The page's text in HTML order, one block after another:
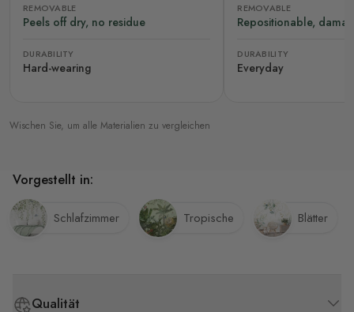
REMOVABLE
Peels off dry, no residue
DURABILITY
Hard-wearing
REMOVABLE
Repositionable,
DURABILITY
Everyday
Wischen Sie, um alle Materialien zu vergleichen
Qualität
Vorgestellt in:
Schlafzimmer Tropische Blätter